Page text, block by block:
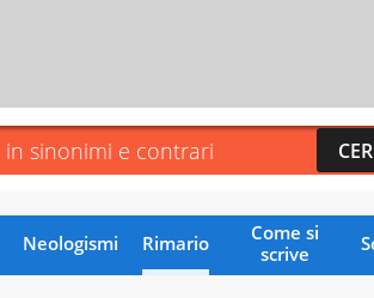
Neologismi Rimario
Come si
scrive